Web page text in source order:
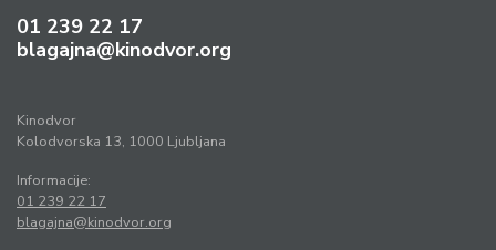
01 239 22 17
blagajna@kinodvor.org
Kinodvor
Kolodvorska 13, 1000 Ljubljana
Informacije:
01 239 22 17
blagajna@kinodvor.org